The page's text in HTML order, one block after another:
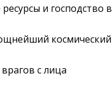
и господство в
космический
с лица